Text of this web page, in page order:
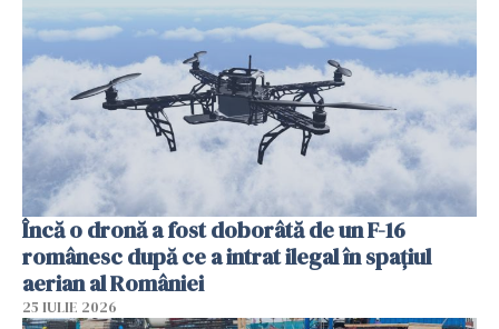
Încă o dronă a fost doborâtă de un F-16
românesc după ce a intrat ilegal în spațiul
aerian al României
25 IULIE 2026